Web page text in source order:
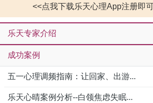
<<点我下载乐天心理App注册即
乐天专家介绍
成功案例
五一心理调频指南：让回家、出游...
乐天心晴案例分析--白领焦虑失眠...